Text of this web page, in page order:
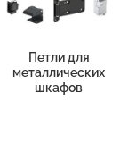
Петли для
металлических
шкафов